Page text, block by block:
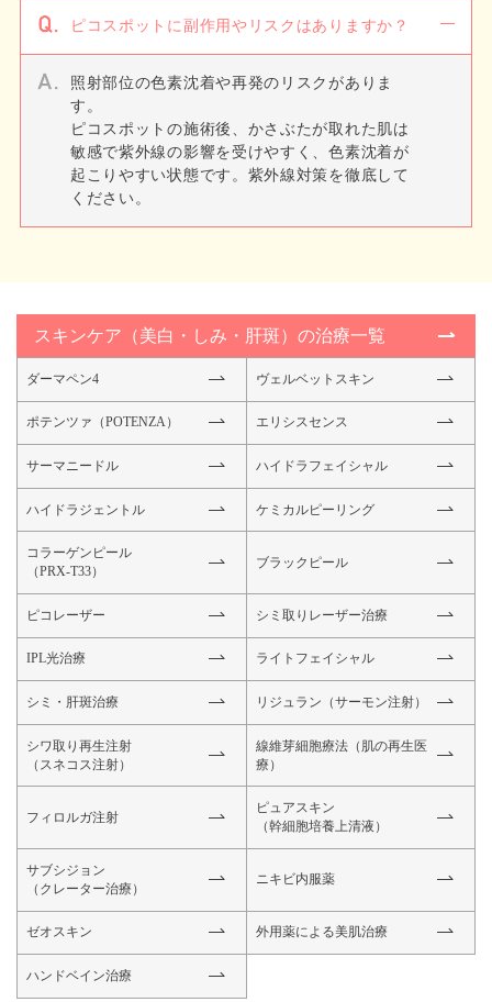
ピコスポットに副作用やリスクはありますか？
照射部位の色素沈着や再発のリスクがありま
す。
ピコスポットの施術後、かさぶたが取れた肌は
敏感で紫外線の影響を受けやすく、色素沈着が
起こりやすい状態です。紫外線対策を徹底して
ください。
スキンケア（美白・しみ・肝斑）の治療一覧
ダーマペン4 ヴェルベットスキン
ポテンツァ（POTENZA） エリシスセンス
サーマニードル ハイドラフェイシャル
ハイドラジェントル ケミカルピーリング
コラーゲンピール
（PRX-T33）
ブラックピール
ピコレーザー シミ取りレーザー治療
IPL光治療 ライトフェイシャル
シミ・肝斑治療 リジュラン（サーモン注射）
シワ取り再生注射
（スネコス注射）
線維芽細胞療法（肌の再生医
療）
フィロルガ注射
ピュアスキン
（幹細胞培養上清液）
サブシジョン
（クレーター治療）
ニキビ内服薬
ゼオスキン 外用薬による美肌治療
ハンドベイン治療